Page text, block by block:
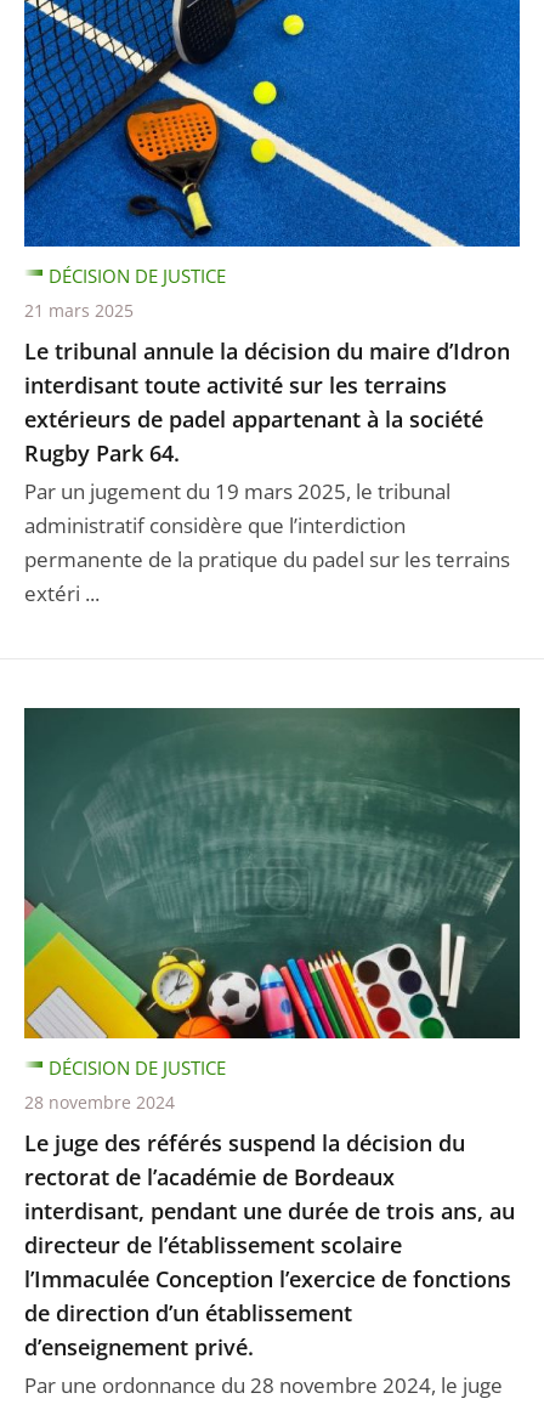
Le tribunal annule la décision du maire d’Idron
interdisant toute activité sur les terrains
extérieurs de padel appartenant à la société
Rugby Park 64.
Par un jugement du 19 mars 2025, le tribunal
administratif considère que l’interdiction
permanente de la pratique du padel sur les terrains
extéri ...
DÉCISION DE JUSTICE
21 mars 2025
Le juge des référés suspend la décision du
rectorat de l’académie de Bordeaux
interdisant, pendant une durée de trois ans, au
directeur de l’établissement scolaire
l’Immaculée Conception l’exercice de fonctions
de direction d’un établissement
d’enseignement privé.
Par une ordonnance du 28 novembre 2024, le juge
DÉCISION DE JUSTICE
28 novembre 2024